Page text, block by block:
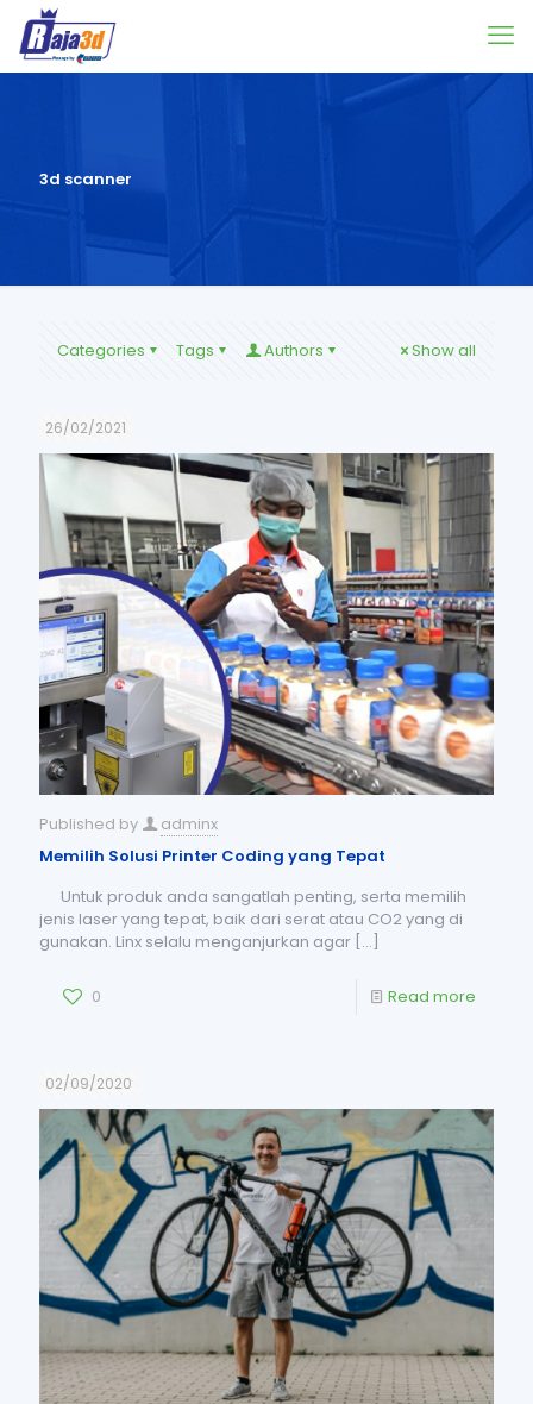
3d scanner
Categories Tags Authors Show all
26/02/2021
Published by
adminx
Memilih Solusi Printer Coding yang Tepat
Untuk produk anda sangatlah penting, serta memilih
jenis laser yang tepat, baik dari serat atau CO2 yang di
gunakan. Linx selalu menganjurkan agar […]
0 Read more
02/09/2020